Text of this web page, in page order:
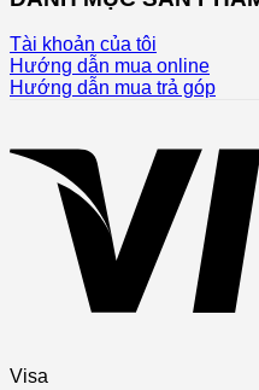
Tài khoản của tôi
Hướng dẫn mua online
Hướng dẫn mua trả góp
Visa